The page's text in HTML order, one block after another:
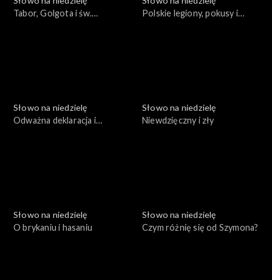
Tabor, Golgota i św.
Polskie legiony, pokusy i
Słowo na niedzielę
Odważna deklaracja i
Słowo na niedzielę
Niewdzięczny i zły
Słowo na niedzielę
O brykaniu i hasaniu
Słowo na niedzielę
Czym różnię się od Szymona?